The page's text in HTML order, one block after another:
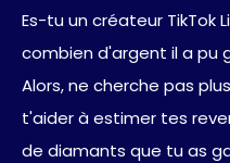
Es-tu un créateur TikTok
combien d'argent il a pu
Alors, ne cherche pas
t'aider à estimer tes
de diamants que tu as